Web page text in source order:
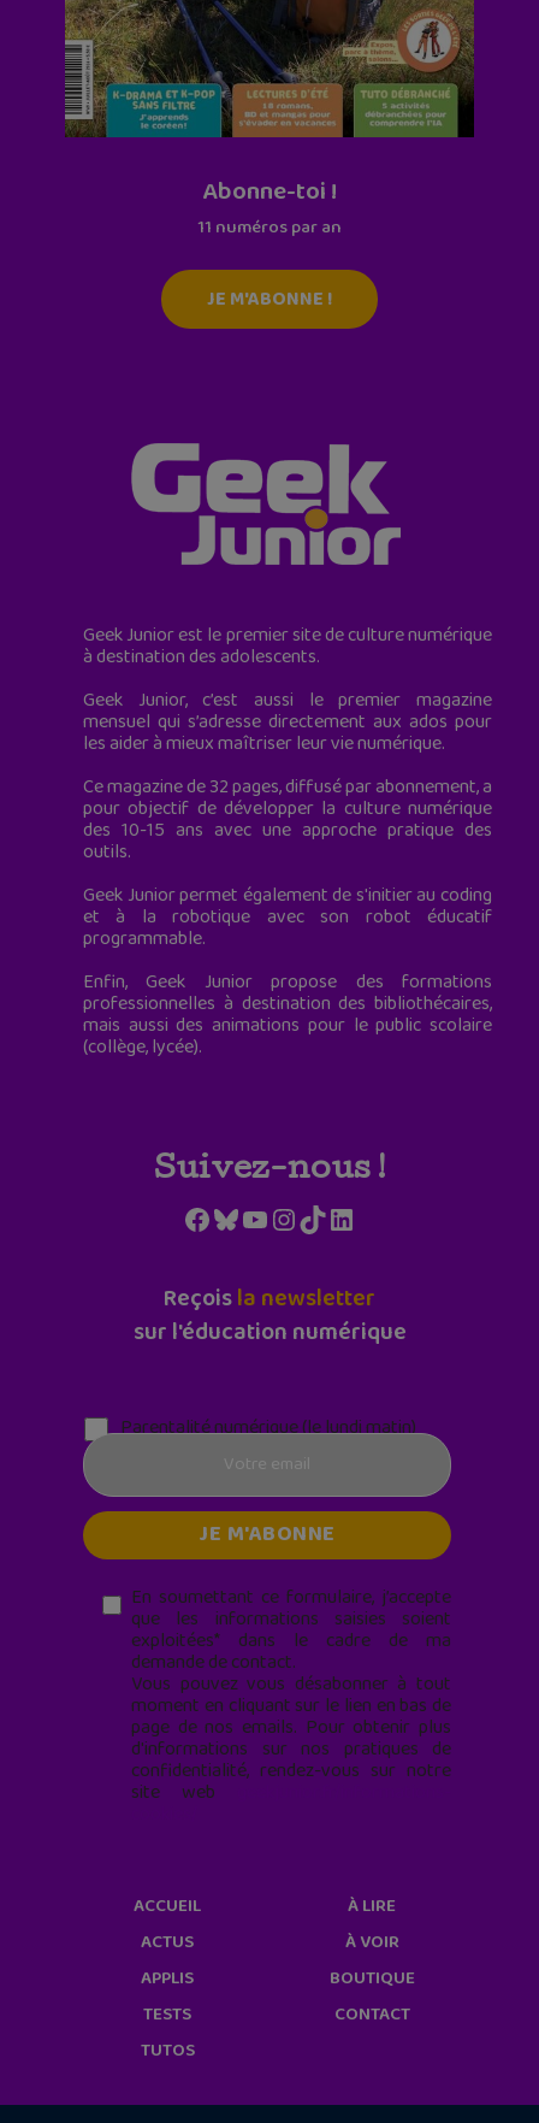
Abonne-toi !
11 numéros par an
JE M'ABONNE !
Geek Junior est le premier site de culture numérique
à destination des adolescents.
Geek Junior, c’est aussi le premier magazine
mensuel qui s’adresse directement aux ados pour
les aider à mieux maîtriser leur vie numérique.
Ce magazine de 32 pages, diffusé par abonnement, a
pour objectif de développer la culture numérique
des 10-15 ans avec une approche pratique des
outils.
Geek Junior permet également de s'initier au coding
et à la robotique avec son robot éducatif
programmable.
Enfin, Geek Junior propose des formations
professionnelles à destination des bibliothécaires,
mais aussi des animations pour le public scolaire
(collège, lycée).
Suivez-nous !
Facebook
Bluesky
YouTube
Instagram
TikTokLinkedIn
Reçoisla newsletter
sur l'éducation numérique
Parentalité numérique (le lundi matin)
En soumettant ce formulaire, j’accepte
que les informations saisies soient
exploitées* dans le cadre de ma
demande de contact.
Vous pouvez vous désabonner à tout
moment en cliquant sur le lien en bas de
page de nos emails. Pour obtenir plus
d'informations sur nos pratiques de
confidentialité, rendez-vous sur notre
site web
ACCUEIL
ACTUS
APPLIS
TESTS
TUTOS
À LIRE
À VOIR
BOUTIQUE
CONTACT